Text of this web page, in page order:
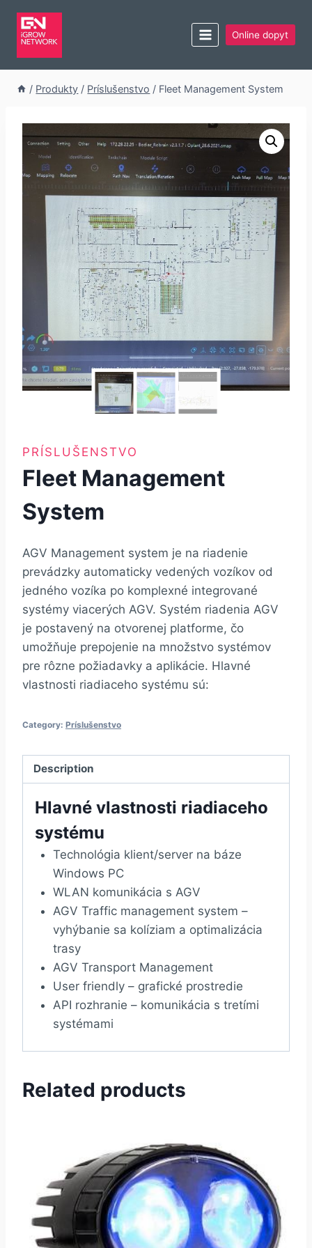
Online dopyt
/ Produkty / Príslušenstvo / Fleet Management System
PRÍSLUŠENSTVO
Fleet Management
System
AGV Management system je na riadenie
prevádzky automaticky vedených vozíkov od
jedného vozíka po komplexné integrované
systémy viacerých AGV. Systém riadenia AGV
je postavený na otvorenej platforme, čo
umožňuje prepojenie na množstvo systémov
pre rôzne požiadavky a aplikácie. Hlavné
vlastnosti riadiaceho systému sú:
Category: Príslušenstvo
Description
Hlavné vlastnosti riadiaceho
systému
Technológia klient/server na báze
Windows PC
WLAN komunikácia s AGV
AGV Traffic management system –
vyhýbanie sa kolíziam a optimalizácia
trasy
AGV Transport Management
User friendly – grafické prostredie
API rozhranie – komunikácia s tretími
systémami
Related products